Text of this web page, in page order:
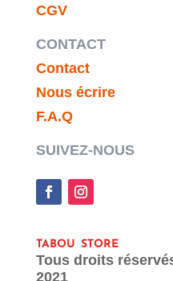
CGV
CONTACT
Contact
Nous écrire
F.A.Q
SUIVEZ-NOUS
tabou store
Tous droits
2021